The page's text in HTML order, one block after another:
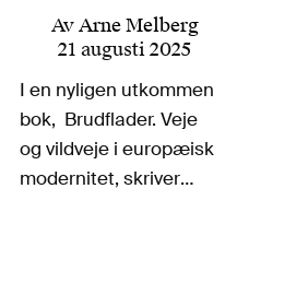
AvArne Melberg
21 augusti 2025
I en nyligen utkommen
bok, Brudflader. Veje
og vildveje i europæisk
modernitet, skriver